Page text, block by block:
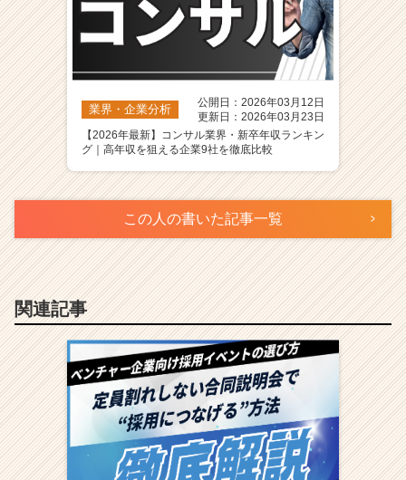
業界・企業分析
公開日：2026年03月12日
更新日：2026年03月23日
【2026年最新】コンサル業界・新卒年収ランキン
グ｜高年収を狙える企業9社を徹底比較
この人の書いた記事一覧
関連記事